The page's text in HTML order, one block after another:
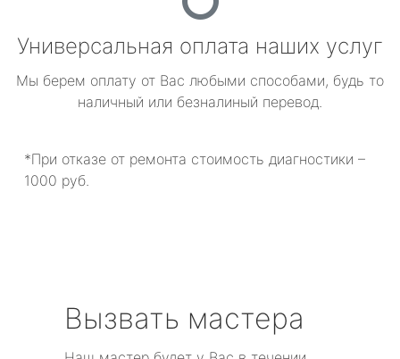
Универсальная оплата наших услуг
Мы берем оплату от Вас любыми способами, будь то
наличный или безналиный перевод.
*При отказе от ремонта стоимость диагностики –
1000 руб.
Вызвать мастера